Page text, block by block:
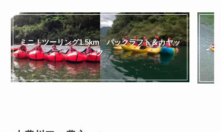
ミニ！ツーリング1.5km パックラフト＆カヤッ
ク